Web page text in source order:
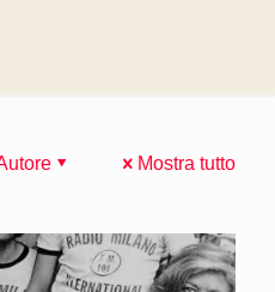
Mostra tutto